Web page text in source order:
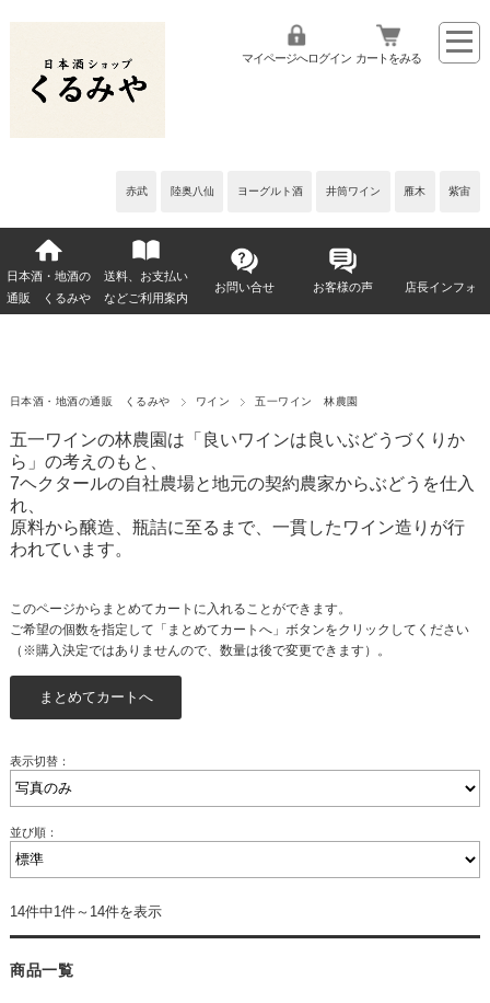
赤武 陸奥八仙 ヨーグルト酒 井筒ワイン 雁木 紫宙
マイページへログイン カートをみる
日本酒・地酒の
通販 くるみや
送料、お支払い
などご利用案内
お問い合せ お客様の声 店長インフォ
日本酒・地酒の通販 くるみや ワイン 五一ワイン 林農園
五一ワインの林農園は「良いワインは良いぶどうづくりか
ら」の考えのもと、
7ヘクタールの自社農場と地元の契約農家からぶどうを仕入
れ、
原料から醸造、瓶詰に至るまで、一貫したワイン造りが行
われています。
このページからまとめてカートに入れることができます。
ご希望の個数を指定して「まとめてカートへ」ボタンをクリックしてください
（※購入決定ではありませんので、数量は後で変更できます）。
表示切替：
並び順：
14件中1件～14件を表示
商品一覧